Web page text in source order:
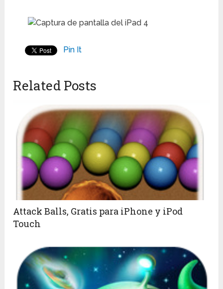
Pin It
Related Posts
Attack Balls, Gratis para iPhone y iPod
Touch